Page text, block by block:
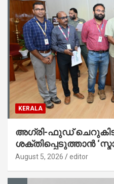
KERALA
അഗ്രി-ഫുഡ് ചെറുകിട
ശക്തിപ്പെടുത്താന്‍
കേര; ലോഗോ
August 5, 2026 editor